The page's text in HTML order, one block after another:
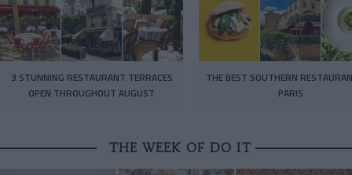
3 STUNNING RESTAURANT TERRACES
OPEN THROUGHOUT AUGUST
THE BEST SOUTHERN
PARIS
THE WEEK OF DO IT